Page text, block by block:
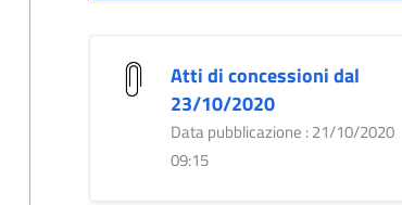
Atti di concessioni dal
23/10/2020
Data pubblicazione : 21/10/2020
09:15